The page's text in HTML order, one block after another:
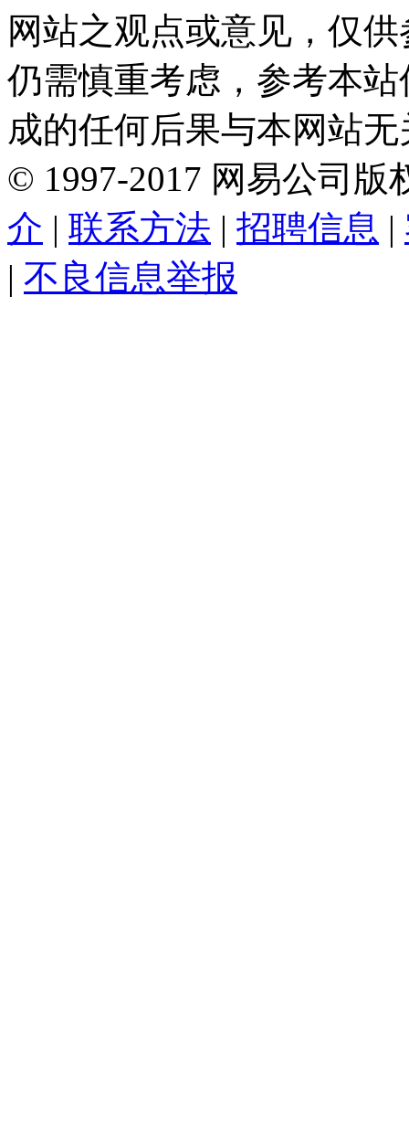
网站之观点或意见，仅
仍需慎重考虑，参考本
成的任何后果与本网站
© 1997-2017 网易公司版
介 | 联系方法 | 招聘信息 |
| 不良信息举报